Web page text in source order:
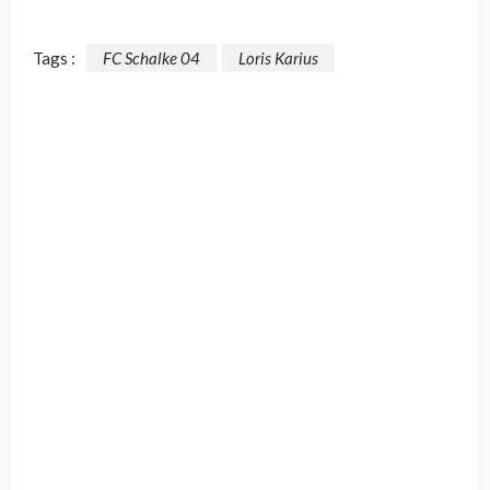
Tags : FC Schalke 04 Loris Karius